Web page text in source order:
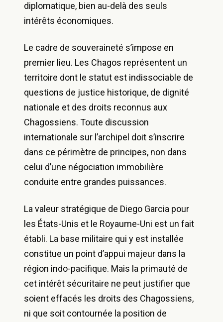
diplomatique, bien au-delà des seuls
intérêts économiques.
Le cadre de souveraineté s’impose en
premier lieu. Les Chagos représentent un
territoire dont le statut est indissociable de
questions de justice historique, de dignité
nationale et des droits reconnus aux
Chagossiens. Toute discussion
internationale sur l’archipel doit s’inscrire
dans ce périmètre de principes, non dans
celui d’une négociation immobilière
conduite entre grandes puissances.
La valeur stratégique de Diego Garcia pour
les États-Unis et le Royaume-Uni est un fait
établi. La base militaire qui y est installée
constitue un point d’appui majeur dans la
région indo-pacifique. Mais la primauté de
cet intérêt sécuritaire ne peut justifier que
soient effacés les droits des Chagossiens,
ni que soit contournée la position de